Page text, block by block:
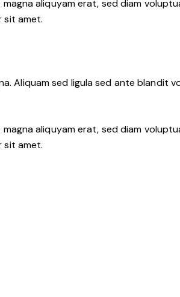
aliquyam erat, sed diam
sit amet.
Aliquam sed ligula sed ante blandit
aliquyam erat, sed diam
sit amet.